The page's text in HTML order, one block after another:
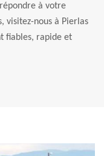
à votre
visitez-nous à Pierlas
fiables, rapide et